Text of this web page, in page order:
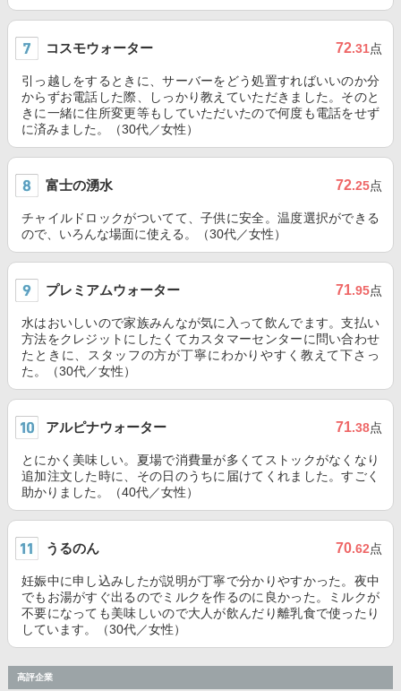
コスモウォーター 72.31点
引っ越しをするときに、サーバーをどう処置すればいいのか分
からずお電話した際、しっかり教えていただきました。そのと
きに一緒に住所変更等もしていただいたので何度も電話をせず
に済みました。（30代／女性）
富士の湧水 72.25点
チャイルドロックがついてて、子供に安全。温度選択ができる
ので、いろんな場面に使える。（30代／女性）
プレミアムウォーター 71.95点
水はおいしいので家族みんなが気に入って飲んでます。支払い
方法をクレジットにしたくてカスタマーセンターに問い合わせ
たときに、スタッフの方が丁寧にわかりやすく教えて下さっ
た。（30代／女性）
アルピナウォーター 71.38点
とにかく美味しい。夏場で消費量が多くてストックがなくなり
追加注文した時に、その日のうちに届けてくれました。すごく
助かりました。（40代／女性）
うるのん 70.62点
妊娠中に申し込みしたが説明が丁寧で分かりやすかった。夜中
でもお湯がすぐ出るのでミルクを作るのに良かった。ミルクが
不要になっても美味しいので大人が飲んだり離乳食で使ったり
しています。（30代／女性）
高評企業